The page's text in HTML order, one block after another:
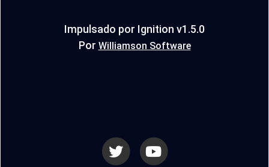
Impulsado por Ignition v1.5.0
Por Williamson Software